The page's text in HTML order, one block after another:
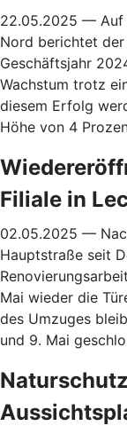
22.05.2025 — Auf
Nord berichtet der
Geschäftsjahr
Wachstum trotz
diesem Erfolg
Höhe von 4
Filiale in
02.05.2025 —
Hauptstraße seit
Mai wieder die
des Umzuges
und 9. Mai